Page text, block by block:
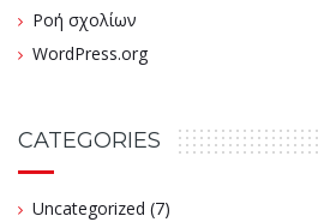
Ροή σχολίων
WordPress.org
CATEGORIES
Uncategorized (7)